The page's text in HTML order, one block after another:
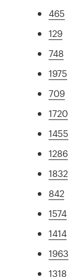
465
129
748
1975
709
1720
1455
1286
1832
842
1574
1414
1963
1318